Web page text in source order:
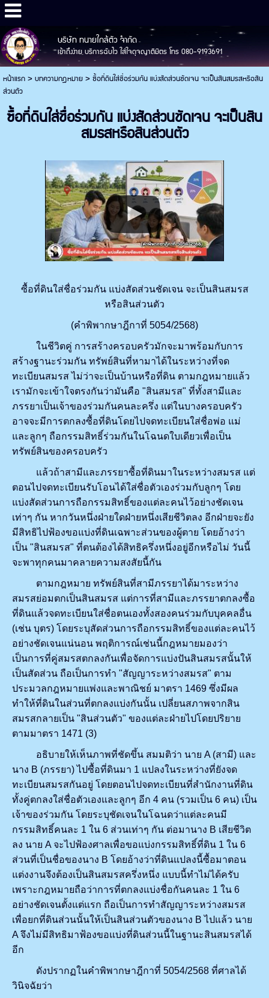
บริษัท ทนายใกล้ตัว จำกัด
เข้าถึงง่าย บริการฉับไว ใส่ใจดุจญาติมิตร โทร 080-9193691
หน้าแรก>บทความกฎหมาย>ซื้อที่ดินใส่ชื่อร่วมกัน แบ่งสัดส่วนชัดเจน จะเป็นสินสมรสหรือสิน
ส่วนตัว
ซื้อที่ดินใส่ชื่อร่วมกัน แบ่งสัดส่วนชัดเจน จะเป็นสิน
สมรสหรือสินส่วนตัว
ซื้อที่ดินใส่ชื่อร่วมกัน แบ่งสัดส่วนชัดเจน จะเป็นสินสมรส
หรือสินส่วนตัว
(คำพิพากษาฎีกาที่ 5054/2568)
ในชีวิตคู่ การสร้างครอบครัวมักจะมาพร้อมกับการ
สร้างฐานะร่วมกัน ทรัพย์สินที่หามาได้ในระหว่างที่จด
ทะเบียนสมรส ไม่ว่าจะเป็นบ้านหรือที่ดิน ตามกฎหมายแล้ว
เรามักจะเข้าใจตรงกันว่ามันคือ "สินสมรส" ที่ทั้งสามีและ
ภรรยาเป็นเจ้าของร่วมกันคนละครึ่ง แต่ในบางครอบครัว
อาจจะมีการตกลงซื้อที่ดินโดยไปจดทะเบียนใส่ชื่อพ่อ แม่
และลูกๆ ถือกรรมสิทธิ์ร่วมกันในโฉนดใบเดียวเพื่อเป็น
ทรัพย์สินของครอบครัว
แล้วถ้าสามีและภรรยาซื้อที่ดินมาในระหว่างสมรส แต่
ตอนไปจดทะเบียนรับโอนได้ใส่ชื่อตัวเองร่วมกับลูกๆ โดย
แบ่งสัดส่วนการถือกรรมสิทธิ์ของแต่ละคนไว้อย่างชัดเจน
เท่าๆ กัน หากวันหนึ่งฝ่ายใดฝ่ายหนึ่งเสียชีวิตลง อีกฝ่ายจะยัง
มีสิทธิไปฟ้องขอแบ่งที่ดินเฉพาะส่วนของผู้ตาย โดยอ้างว่า
เป็น "สินสมรส" ที่ตนต้องได้สิทธิครึ่งหนึ่งอยู่อีกหรือไม่ วันนี้
จะพาทุกคนมาคลายความสงสัยนี้กัน
ตามกฎหมาย ทรัพย์สินที่สามีภรรยาได้มาระหว่าง
สมรสย่อมตกเป็นสินสมรส แต่การที่สามีและภรรยาตกลงซื้อ
ที่ดินแล้วจดทะเบียนใส่ชื่อตนเองทั้งสองคนร่วมกับบุคคลอื่น
(เช่น บุตร) โดยระบุสัดส่วนการถือกรรมสิทธิ์ของแต่ละคนไว้
อย่างชัดเจนแน่นอน พฤติการณ์เช่นนี้กฎหมายมองว่า
เป็นการที่คู่สมรสตกลงกันเพื่อจัดการแบ่งปันสินสมรสนั้นให้
เป็นสัดส่วน ถือเป็นการทำ "สัญญาระหว่างสมรส" ตาม
ประมวลกฎหมายแพ่งและพาณิชย์ มาตรา 1469 ซึ่งมีผล
ทำให้ที่ดินในส่วนที่ตกลงแบ่งกันนั้น เปลี่ยนสภาพจากสิน
สมรสกลายเป็น "สินส่วนตัว" ของแต่ละฝ่ายไปโดยปริยาย
ตามมาตรา 1471 (3)
อธิบายให้เห็นภาพที่ชัดขึ้น สมมติว่า นาย A (สามี) และ
นาง B (ภรรยา) ไปซื้อที่ดินมา 1 แปลงในระหว่างที่ยังจด
ทะเบียนสมรสกันอยู่ โดยตอนไปจดทะเบียนที่สำนักงานที่ดิน
ทั้งคู่ตกลงใส่ชื่อตัวเองและลูกๆ อีก 4 คน (รวมเป็น 6 คน) เป็น
เจ้าของร่วมกัน โดยระบุชัดเจนในโฉนดว่าแต่ละคนมี
กรรมสิทธิ์คนละ 1 ใน 6 ส่วนเท่าๆ กัน ต่อมานาง B เสียชีวิต
ลง นาย A จะไปฟ้องศาลเพื่อขอแบ่งกรรมสิทธิ์ที่ดิน 1 ใน 6
ส่วนที่เป็นชื่อของนาง B โดยอ้างว่าที่ดินแปลงนี้ซื้อมาตอน
แต่งงานจึงต้องเป็นสินสมรสครึ่งหนึ่ง แบบนี้ทำไม่ได้ครับ
เพราะกฎหมายถือว่าการที่ตกลงแบ่งชื่อกันคนละ 1 ใน 6
อย่างชัดเจนตั้งแต่แรก ถือเป็นการทำสัญญาระหว่างสมรส
เพื่อยกที่ดินส่วนนั้นให้เป็นสินส่วนตัวของนาง B ไปแล้ว นาย
A จึงไม่มีสิทธิมาฟ้องขอแบ่งที่ดินส่วนนี้ในฐานะสินสมรสได้
อีก
ดังปรากฏในคำพิพากษาฎีกาที่ 5054/2568 ที่ศาลได้
วินิจฉัยว่า